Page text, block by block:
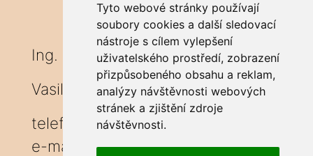
Tyto webové stránky používají
soubory cookies a další sledovací
nástroje s cílem vylepšení
uživatelského prostředí, zobrazení
přizpůsobeného obsahu a reklam,
analýzy návštěvnosti webových
stránek a zjištění zdroje
návštěvnosti.
Ing. Marián Hutira
Vasiľov 231, 02951
telefon: ++421910979801
e-mail:
hutira.m@gmail.com